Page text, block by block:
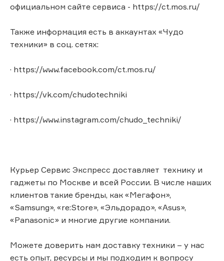
официальном сайте сервиса - https://ct.mos.ru/
Также информация есть в аккаунтах «Чудо
техники» в соц. сетях:
· https://www.facebook.com/ct.mos.ru/
· https://vk.com/chudotechniki
· https://www.instagram.com/chudo_techniki/
Курьер Сервис Экспресс доставляет технику и
гаджеты по Москве и всей России. В числе наших
клиентов такие бренды, как «Мегафон»,
«Samsung», «re:Store», «Эльдорадо», «Asus»,
«Panasonic» и многие другие компании.
Можете доверить нам доставку техники – у нас
есть опыт, ресурсы и мы подходим к вопросу